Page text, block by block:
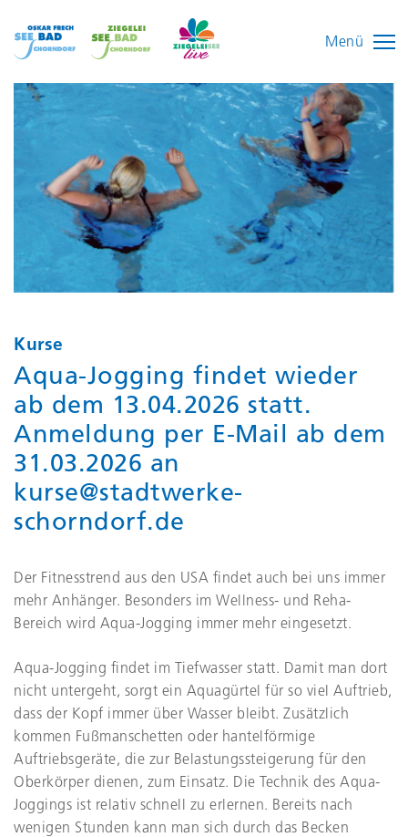
Menü
Kurse
Aqua-Jogging findet wieder
ab dem 13.04.2026 statt.
Anmeldung per E-Mail ab dem
31.03.2026 an
kurse@stadtwerke-
schorndorf.de
Der Fitnesstrend aus den USA findet auch bei uns immer
mehr Anhänger. Besonders im Wellness- und Reha-
Bereich wird Aqua-Jogging immer mehr eingesetzt.
Aqua-Jogging findet im Tiefwasser statt. Damit man dort
nicht untergeht, sorgt ein Aquagürtel für so viel Auftrieb,
dass der Kopf immer über Wasser bleibt. Zusätzlich
kommen Fußmanschetten oder hantelförmige
Auftriebsgeräte, die zur Belastungssteigerung für den
Oberkörper dienen, zum Einsatz. Die Technik des Aqua-
Joggings ist relativ schnell zu erlernen. Bereits nach
wenigen Stunden kann man sich durch das Becken